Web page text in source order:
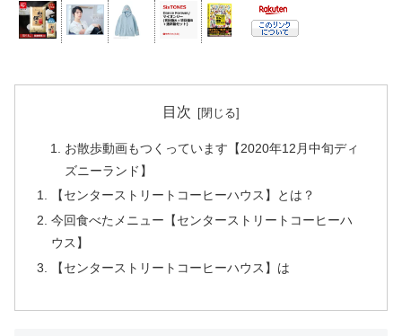
目次
お散歩動画もつくっています【2020年12月中旬ディ
ズニーランド】
【センターストリートコーヒーハウス】とは？
今回食べたメニュー【センターストリートコーヒーハ
ウス】
【センターストリートコーヒーハウス】は